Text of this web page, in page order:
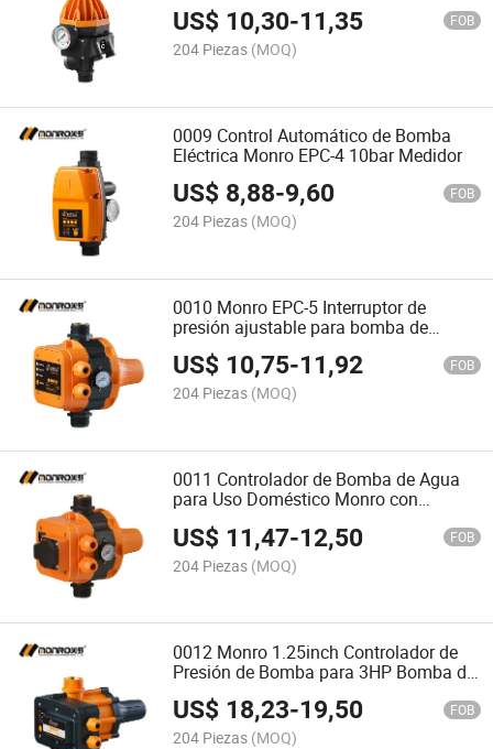
US$ 10,30-11,35 FOB
204 Piezas (MOQ)
0009 Control Automático de Bomba
Eléctrica Monro EPC-4 10bar Medidor
US$ 8,88-9,60 FOB
204 Piezas (MOQ)
0010 Monro EPC-5 Interruptor de
presión ajustable para bomba de
control
US$ 10,75-11,92 FOB
204 Piezas (MOQ)
0011 Controlador de Bomba de Agua
para Uso Doméstico Monro con
US$ 11,47-12,50 FOB
204 Piezas (MOQ)
0012 Monro 1.25inch Controlador de
Presión de Bomba para 3HP Bomba de
Agua
US$ 18,23-19,50 FOB
204 Piezas (MOQ)